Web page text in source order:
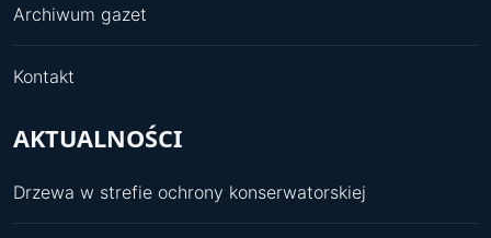
Archiwum gazet
Kontakt
AKTUALNOŚCI
Drzewa w strefie ochrony konserwatorskiej